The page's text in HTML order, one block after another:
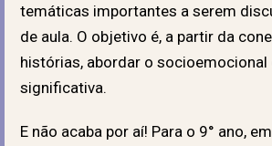
temáticas importantes a serem
de aula. O objetivo é, a partir da
histórias, abordar o socioemocional
significativa.
E não acaba por aí! Para o 9° ano,